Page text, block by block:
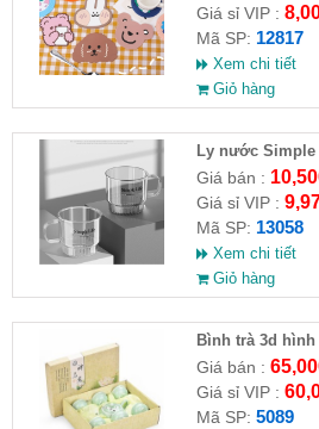
Giá sỉ VIP :
Mã SP: 12817
Xem chi tiết
Giỏ hàng
Ly nước Simple
Giá bán :
Giá sỉ VIP :
Mã SP: 13058
Xem chi tiết
Giỏ hàng
Bình trà 3d hình
Giá bán :
Giá sỉ VIP :
Mã SP: 5089